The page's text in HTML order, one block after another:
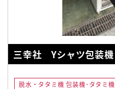
三幸社 Yシャツ包装機
脱水・タタミ機 包装機･タタミ機